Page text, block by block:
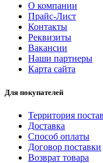
О компании
Прайс-Лист
Контакты
Реквизиты
Вакансии
Наши партнеры
Карта сайта
Для покупателей
Территория
Доставка
Способ оплаты
Договор поставки
Возврат товара